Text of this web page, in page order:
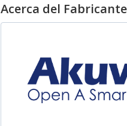
Intervalo de temperatura
Color del producto
Material
Acerca del Fabricante